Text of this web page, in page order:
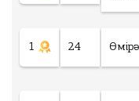
1 24
е
р